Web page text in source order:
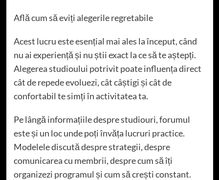
Află cum să eviți alegerile regretabile
Acest lucru este esențial mai ales la început, când
nu ai experiență și nu știi exact la ce să te aștepți.
Alegerea studioului potrivit poate influența direct
cât de repede evoluezi, cât câștigi și cât de
confortabil te simți în activitatea ta.
Pe lângă informațiile despre studiouri, forumul
este și un loc unde poți învăța lucruri practice.
Modelele discută despre strategii, despre
comunicarea cu membrii, despre cum să îți
organizezi programul și cum să crești constant.